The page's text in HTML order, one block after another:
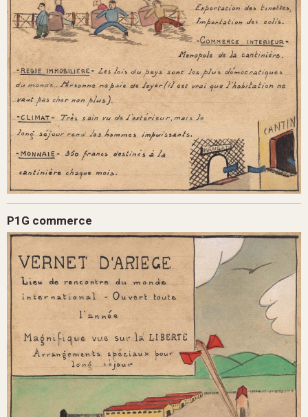
P1G commerce